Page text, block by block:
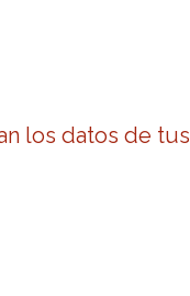
los datos de tus